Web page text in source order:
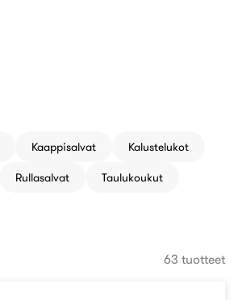
Kaappisalvat Kalustelukot
Rullasalvat Taulukoukut
63 tuotteet